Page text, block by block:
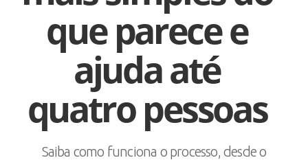
que parece e
ajuda até
quatro pessoas
Saiba como funciona o processo, desde o